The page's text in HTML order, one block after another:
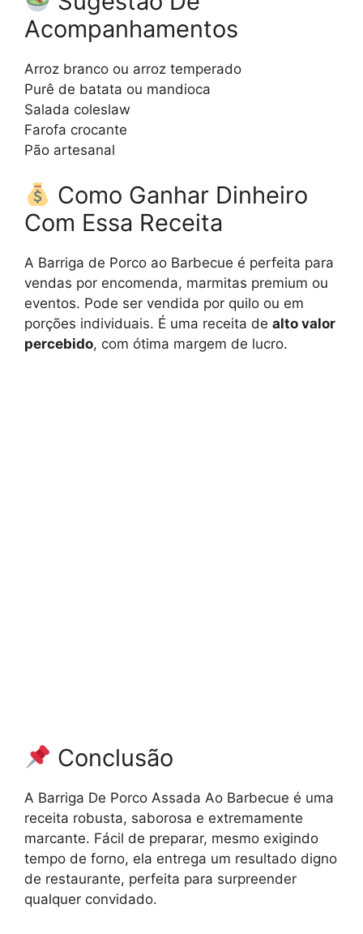
Acompanhamentos
Arroz branco ou arroz temperado
Purê de batata ou mandioca
Salada coleslaw
Farofa crocante
Pão artesanal
Como Ganhar Dinheiro
Com Essa Receita
A Barriga de Porco ao Barbecue é perfeita para
vendas por encomenda, marmitas premium ou
eventos. Pode ser vendida por quilo ou em
porções individuais. É uma receita de alto valor
percebido, com ótima margem de lucro.
Conclusão
A Barriga De Porco Assada Ao Barbecue é uma
receita robusta, saborosa e extremamente
marcante. Fácil de preparar, mesmo exigindo
tempo de forno, ela entrega um resultado digno
de restaurante, perfeita para surpreender
qualquer convidado.